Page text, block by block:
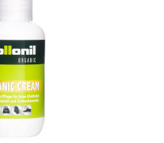
veganos
y el aceite de
el cuero flexible y por lo
la comodidad.
y